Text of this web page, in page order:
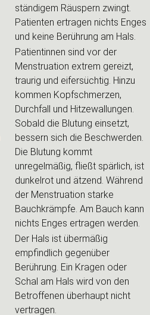
ständigem Räuspern zwingt.
Patienten ertragen nichts Enges
und keine Berührung am Hals.
Patientinnen sind vor der
Menstruation extrem gereizt,
traurig und eifersüchtig. Hinzu
kommen Kopfschmerzen,
Durchfall und Hitzewallungen.
Sobald die Blutung einsetzt,
bessern sich die Beschwerden.
Die Blutung kommt
unregelmäßig, fließt spärlich, ist
dunkelrot und ätzend. Während
der Menstruation starke
Bauchkrämpfe. Am Bauch kann
nichts Enges ertragen werden.
Der Hals ist übermäßig
empfindlich gegenüber
Berührung. Ein Kragen oder
Schal am Hals wird von den
Betroffenen überhaupt nicht
vertragen.